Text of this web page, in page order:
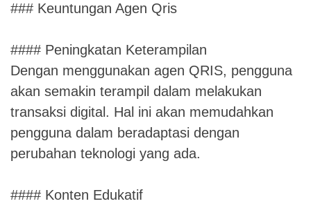
### Keuntungan Agen Qris
#### Peningkatan Keterampilan
Dengan menggunakan agen QRIS, pengguna
akan semakin terampil dalam melakukan
transaksi digital. Hal ini akan memudahkan
pengguna dalam beradaptasi dengan
perubahan teknologi yang ada.
#### Konten Edukatif